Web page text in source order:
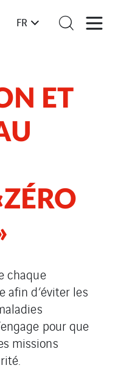
FR
ET
chaque
afin d‘éviter les
pour que
missions